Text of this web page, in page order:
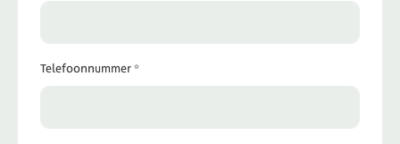
Telefoonnummer *